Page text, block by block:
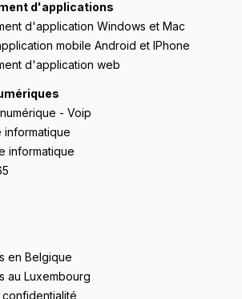
d'applications
d'application Windows et Mac
mobile Android et IPhone
d'application web
- Voip
informatique
informatique
en Belgique
au Luxembourg